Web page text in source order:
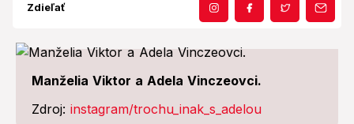
Zdieľať
Manželia Viktor a Adela Vinczeovci.
Zdroj: instagram/trochu_inak_s_adelou